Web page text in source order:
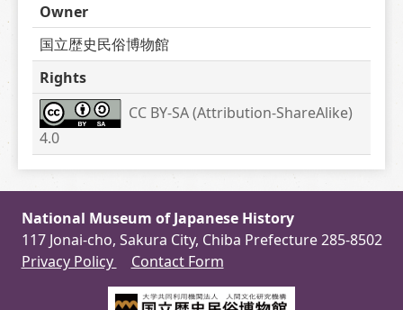
Owner
国立歴史民俗博物館
Rights
CC BY-SA (Attribution-ShareAlike)
4.0
National Museum of Japanese History
117 Jonai-cho, Sakura City, Chiba Prefecture 285-8502
Privacy Policy
Contact Form